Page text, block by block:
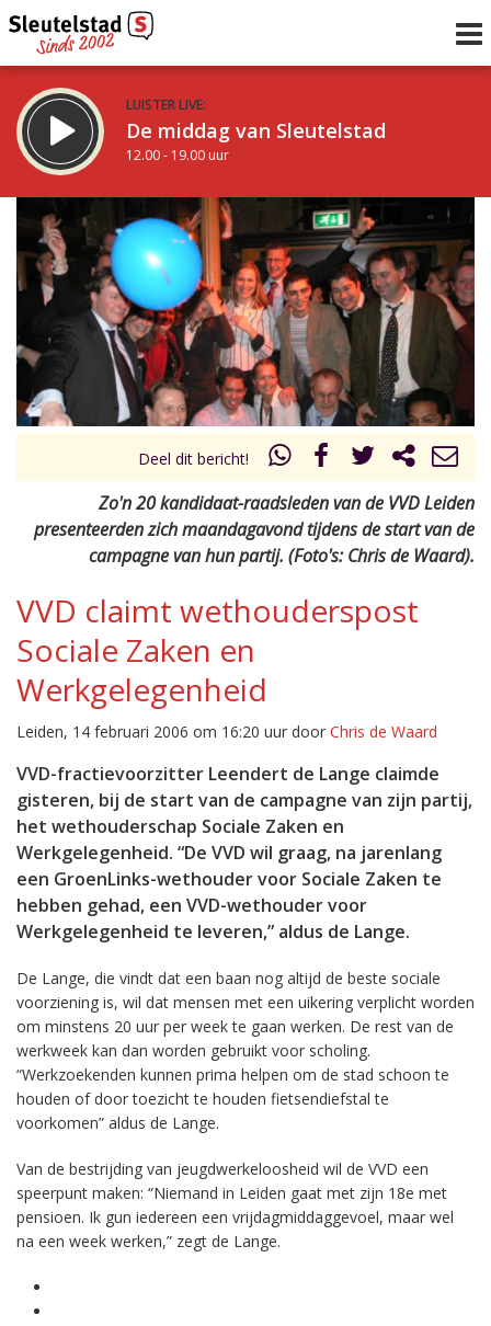
LUISTER LIVE:
De middag van Sleutelstad
12.00 - 19.00 uur
De avond van Sleutelstad
19.00 - 22.00 uur
Vorig uur
uur 1 van 0 Volgend uur
Inklappen
Deel dit bericht!
Zo'n 20 kandidaat-raadsleden van de VVD Leiden
presenteerden zich maandagavond tijdens de start van de
campagne van hun partij. (Foto's: Chris de Waard).
VVD claimt wethouderspost
Sociale Zaken en
Werkgelegenheid
Leiden, 14 februari 2006 om 16:20 uur door Chris de Waard
VVD-fractievoorzitter Leendert de Lange claimde
gisteren, bij de start van de campagne van zijn partij,
het wethouderschap Sociale Zaken en
Werkgelegenheid. “De VVD wil graag, na jarenlang
een GroenLinks-wethouder voor Sociale Zaken te
hebben gehad, een VVD-wethouder voor
Werkgelegenheid te leveren,” aldus de Lange.
De Lange, die vindt dat een baan nog altijd de beste sociale
voorziening is, wil dat mensen met een uikering verplicht worden
om minstens 20 uur per week te gaan werken. De rest van de
werkweek kan dan worden gebruikt voor scholing.
“Werkzoekenden kunnen prima helpen om de stad schoon te
houden of door toezicht te houden fietsendiefstal te
voorkomen” aldus de Lange.
Van de bestrijding van jeugdwerkeloosheid wil de VVD een
speerpunt maken: “Niemand in Leiden gaat met zijn 18e met
pensioen. Ik gun iedereen een vrijdagmiddaggevoel, maar wel
na een week werken,” zegt de Lange.